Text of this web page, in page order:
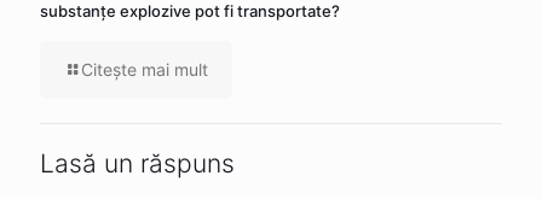
substanţe explozive pot fi transportate?
Citeşte mai mult
Lasă un răspuns